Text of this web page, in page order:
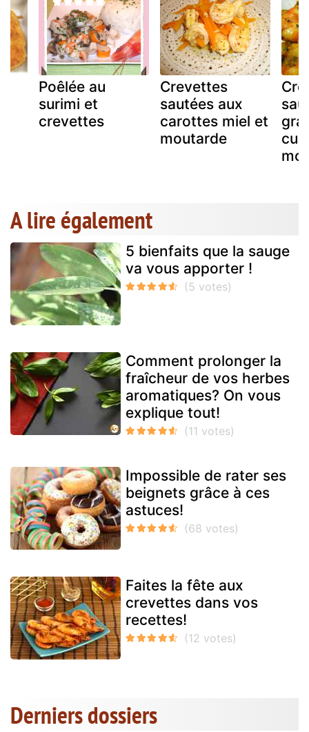
Poêlée au
surimi et
crevettes
Crevettes
sautées aux
carottes miel et
moutarde
A lire également
5 bienfaits que la sauge
va vous apporter !
Comment prolonger la
fraîcheur de vos herbes
aromatiques? On vous
explique tout!
Impossible de rater ses
beignets grâce à ces
astuces!
Faites la fête aux
crevettes dans vos
recettes!
Derniers dossiers